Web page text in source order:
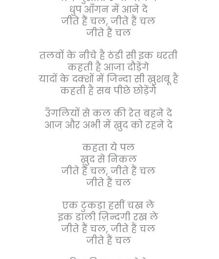
धुप आँगन में आने दे
जीते हैं चल, जीते हैं चल
जीते हैं चल
तलवों के नीचे है ठंडी सी इक धरती
कहती है आजा दौड़ेंगे
यादों के दक्शों में जिन्दा सी ख़ुशबू है
कहती है सब पीछे छोड़ेंगे
उँगलियों से कल की रेत बहने दे
आज और अभी में ख़ुद को रहने दे
कहता ये पल
ख़ुद से निकल
जीते हैं चल, जीते हैं चल
जीते हैं चल
एक टुकड़ा हसीं चख ले
इक डाली ज़िन्दगी रख ले
जीते हैं चल, जीते हैं चल
जीते हैं चल